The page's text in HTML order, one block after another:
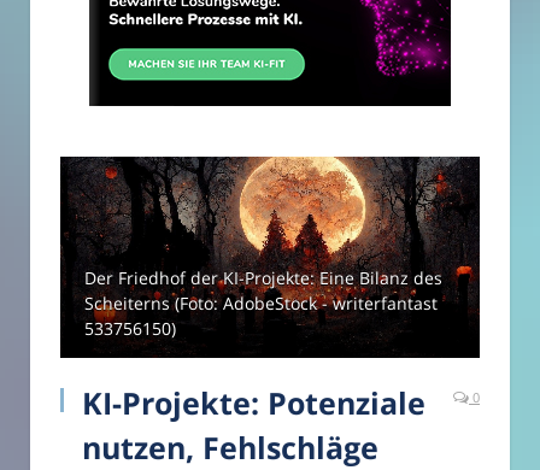
Der Friedhof der KI-Projekte: Eine Bilanz des
Scheiterns (Foto: AdobeStock - writerfantast
533756150)
KI-Projekte: Potenziale
nutzen, Fehlschläge
0